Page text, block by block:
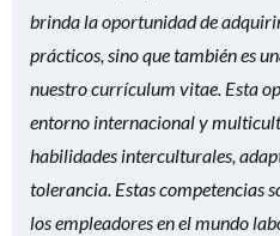
brinda la oportunidad de
prácticos, sino que también es
nuestro currículum vitae. Esta
entorno internacional y
habilidades interculturales,
tolerancia. Estas competencias
los empleadores en el mundo